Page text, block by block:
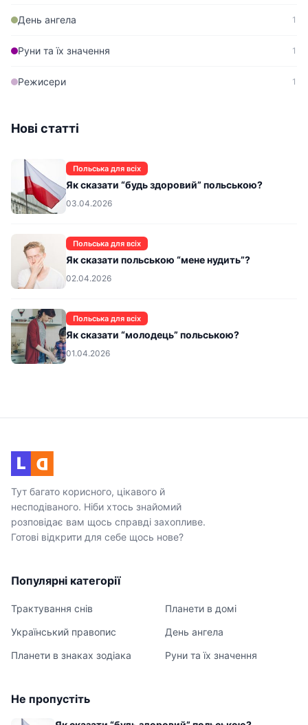
День ангела 1
Руни та їх значення 1
Режисери 1
Нові статті
Польська для всіх
Як сказати “будь здоровий” польською?
03.04.2026
Польська для всіх
Як сказати польською “мене нудить”?
02.04.2026
Польська для всіх
Як сказати “молодець” польською?
01.04.2026
L D
Тут багато корисного, цікавого й
несподіваного. Ніби хтось знайомий
розповідає вам щось справді захопливе.
Готові відкрити для себе щось нове?
Популярні категорії
Трактування снів
Український правопис
Планети в знаках зодіака
Планети в домі
День ангела
Руни та їх значення
Не пропустіть